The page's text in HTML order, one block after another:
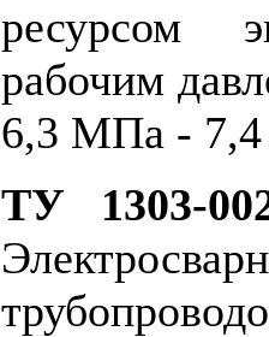
ресурсом
рабочим
6,3 МПа -
ТУ 1303-